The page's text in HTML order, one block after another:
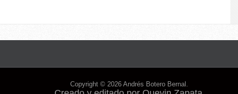
Copyright © 2026 Andrés Botero Bernal